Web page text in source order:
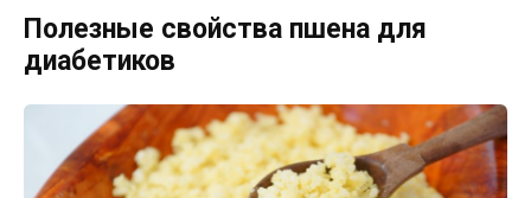
Полезные свойства пшена для
диабетиков